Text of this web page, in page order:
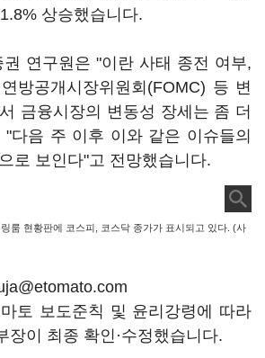
상승했습니다.
권 연구원은 "이란 사태 종전 여부,
방공개시장위원회(FOMC) 등 변
금융시장의 변동성 장세는 좀 더
"다음 주 이후 이와 같은 이슈들의
로 보인다"고 전망했습니다.
룸 현황판에 코스피, 코스닥 종가가 표시되고 있다. (사
토 보도준칙 및 윤리강령에 따라
장이 최종 확인·수정했습니다.